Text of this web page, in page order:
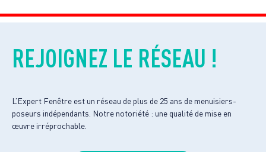
REJOIGNEZ LE RÉSEAU !
L’Expert Fenêtre est un réseau de plus de 25 ans de menuisiers-
poseurs indépendants. Notre notoriété : une qualité de mise en
œuvre irréprochable.